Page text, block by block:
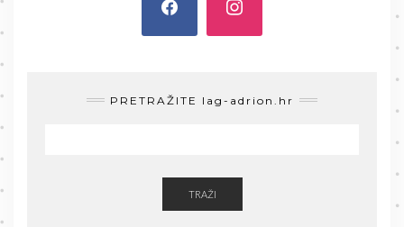
PRETRAŽITE lag-adrion.hr
TRAŽI